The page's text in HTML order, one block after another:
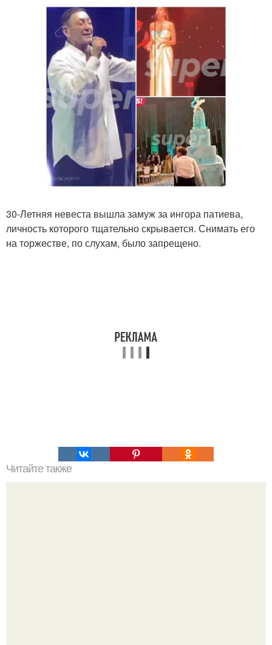
30-Летняя невеста вышла замуж за ингора патиева,
личность которого тщательно скрывается. Снимать его
на торжестве, по слухам, было запрещено.
Читайте также